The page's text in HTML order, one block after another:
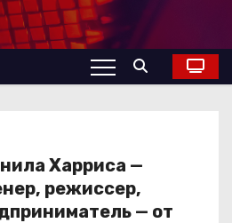
Харриса —
режиссер,
— от